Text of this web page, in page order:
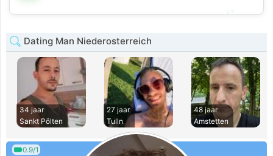
💕
Dating Man Niederosterreich
34 jaar
Sankt Pölten
27 jaar
Tulln
48 jaar
Amstetten
0.9/1